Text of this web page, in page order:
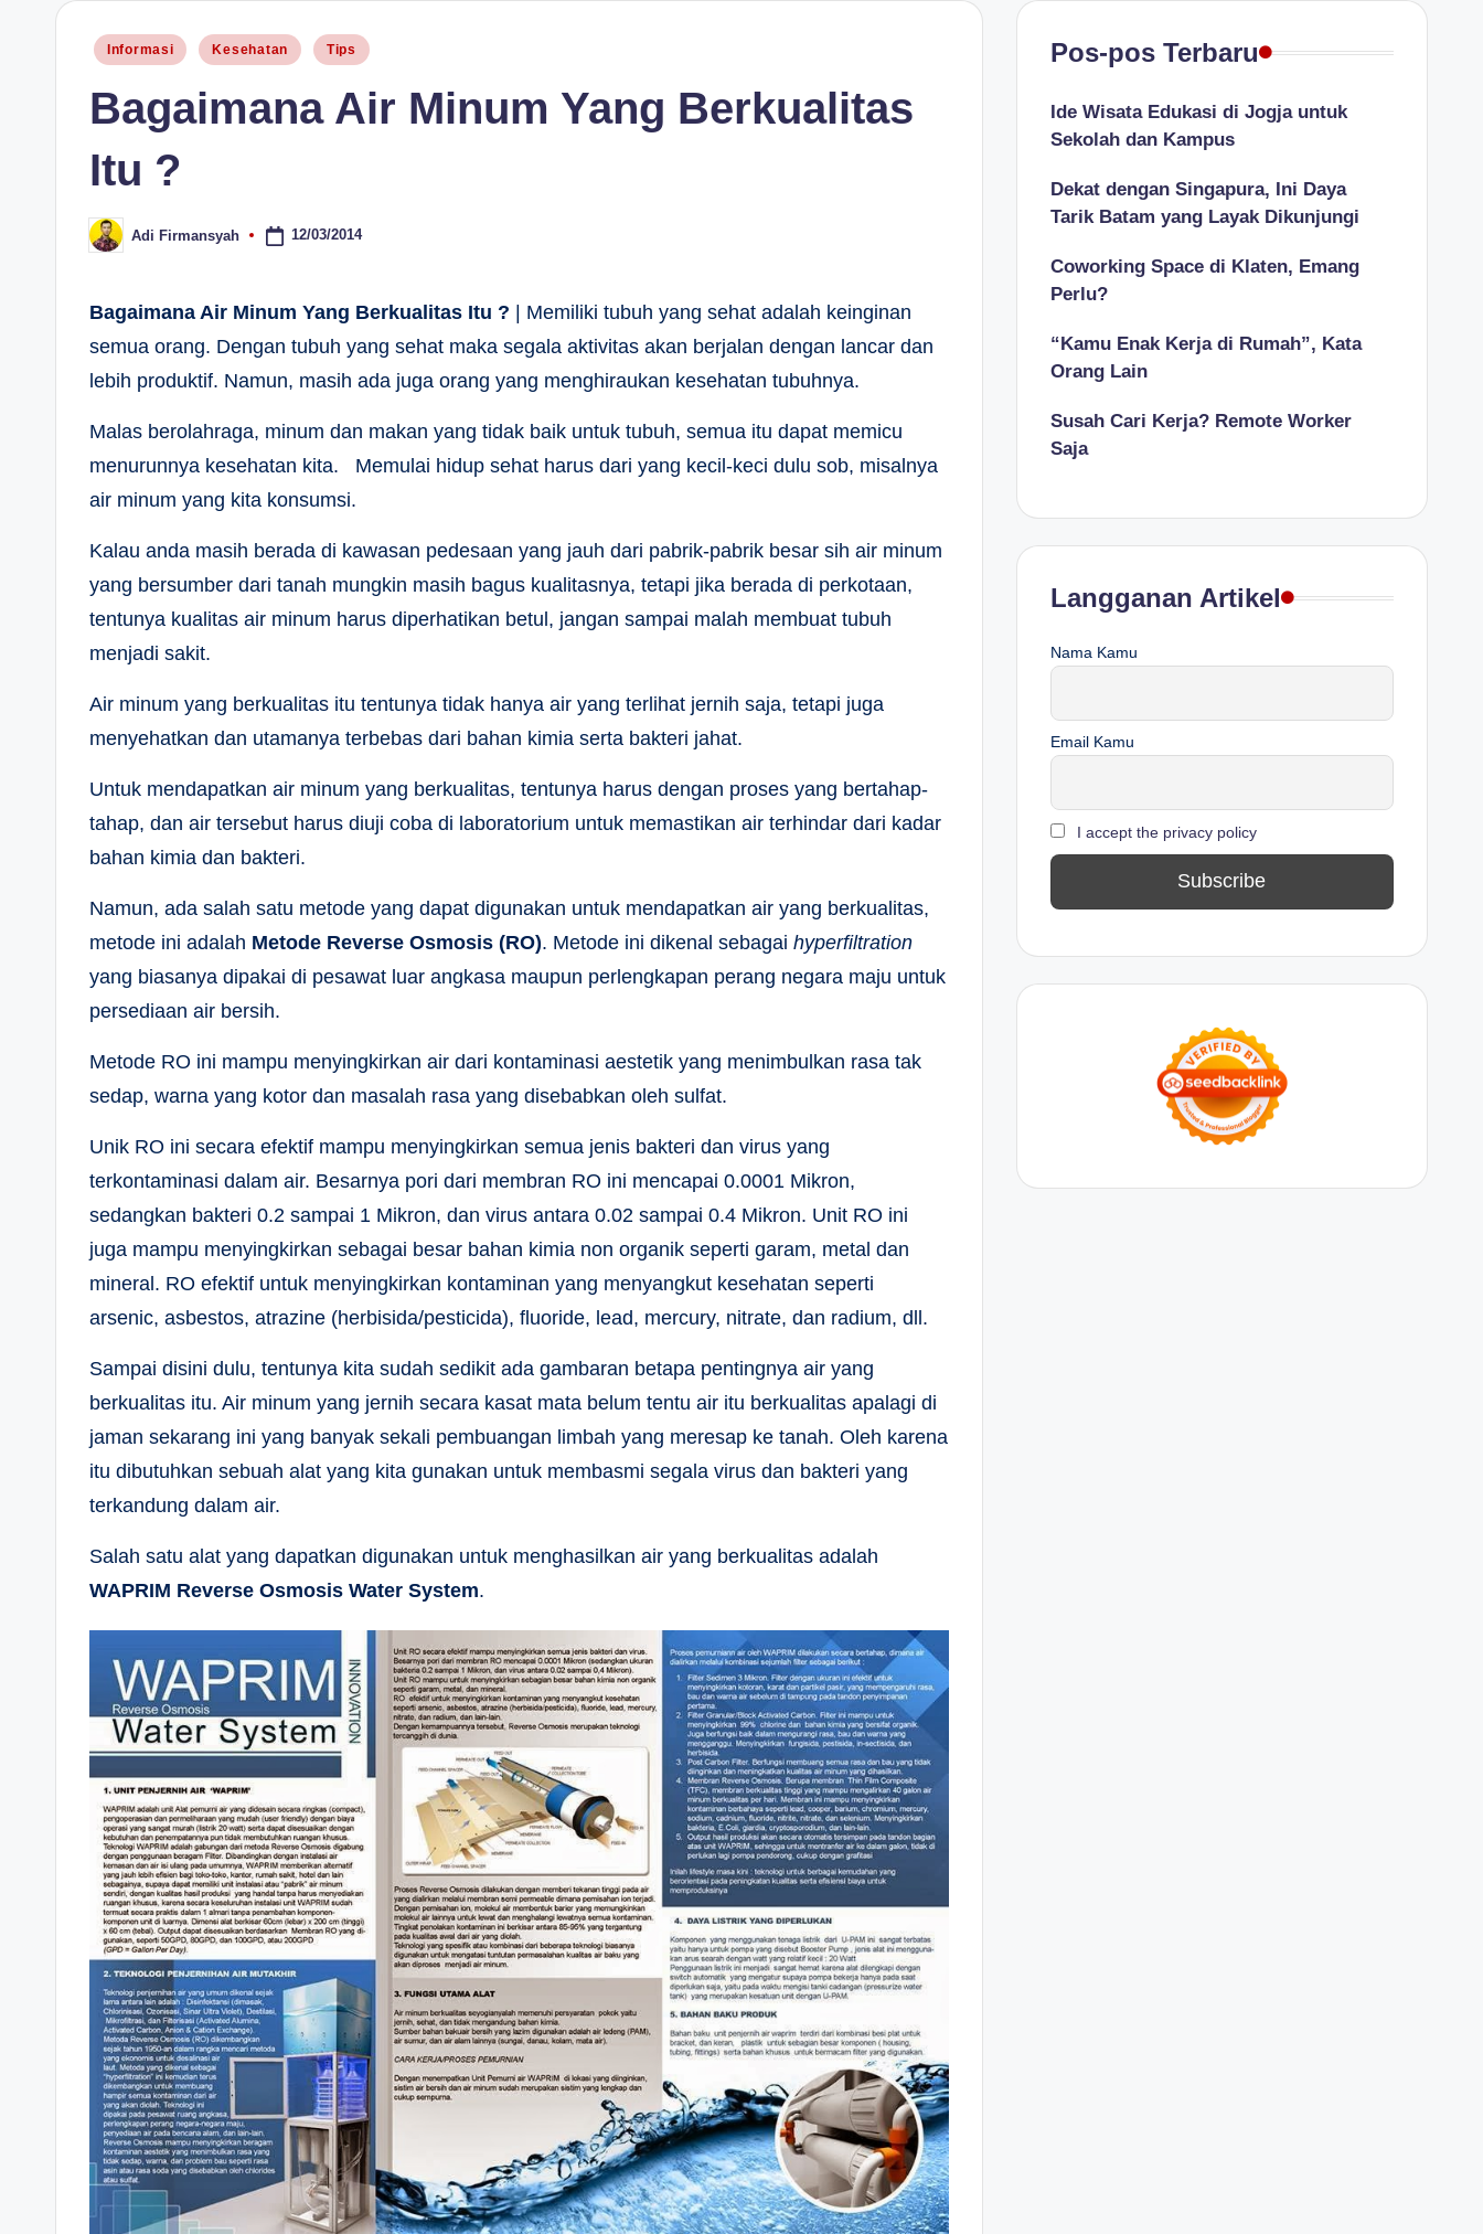
Posted
Informasi Kesehatan Tips
Bagaimana Air Minum Yang Berkualitas
Itu ?
Posted
by
Adi Firmansyah 12/03/2014
Bagaimana Air Minum Yang Berkualitas Itu ? | Memiliki tubuh yang sehat adalah keinginan
semua orang. Dengan tubuh yang sehat maka segala aktivitas akan berjalan dengan lancar dan
lebih produktif. Namun, masih ada juga orang yang menghiraukan kesehatan tubuhnya.
Malas berolahraga, minum dan makan yang tidak baik untuk tubuh, semua itu dapat memicu
menurunnya kesehatan kita. Memulai hidup sehat harus dari yang kecil-keci dulu sob, misalnya
air minum yang kita konsumsi.
Kalau anda masih berada di kawasan pedesaan yang jauh dari pabrik-pabrik besar sih air minum
yang bersumber dari tanah mungkin masih bagus kualitasnya, tetapi jika berada di perkotaan,
tentunya kualitas air minum harus diperhatikan betul, jangan sampai malah membuat tubuh
menjadi sakit.
Air minum yang berkualitas itu tentunya tidak hanya air yang terlihat jernih saja, tetapi juga
menyehatkan dan utamanya terbebas dari bahan kimia serta bakteri jahat.
Untuk mendapatkan air minum yang berkualitas, tentunya harus dengan proses yang bertahap-
tahap, dan air tersebut harus diuji coba di laboratorium untuk memastikan air terhindar dari kadar
bahan kimia dan bakteri.
Namun, ada salah satu metode yang dapat digunakan untuk mendapatkan air yang berkualitas,
metode ini adalah Metode Reverse Osmosis (RO). Metode ini dikenal sebagai hyperfiltration
yang biasanya dipakai di pesawat luar angkasa maupun perlengkapan perang negara maju untuk
persediaan air bersih.
Metode RO ini mampu menyingkirkan air dari kontaminasi aestetik yang menimbulkan rasa tak
sedap, warna yang kotor dan masalah rasa yang disebabkan oleh sulfat.
Unik RO ini secara efektif mampu menyingkirkan semua jenis bakteri dan virus yang
terkontaminasi dalam air. Besarnya pori dari membran RO ini mencapai 0.0001 Mikron,
sedangkan bakteri 0.2 sampai 1 Mikron, dan virus antara 0.02 sampai 0.4 Mikron. Unit RO ini
juga mampu menyingkirkan sebagai besar bahan kimia non organik seperti garam, metal dan
mineral. RO efektif untuk menyingkirkan kontaminan yang menyangkut kesehatan seperti
arsenic, asbestos, atrazine (herbisida/pesticida), fluoride, lead, mercury, nitrate, dan radium, dll.
Sampai disini dulu, tentunya kita sudah sedikit ada gambaran betapa pentingnya air yang
berkualitas itu. Air minum yang jernih secara kasat mata belum tentu air itu berkualitas apalagi di
jaman sekarang ini yang banyak sekali pembuangan limbah yang meresap ke tanah. Oleh karena
itu dibutuhkan sebuah alat yang kita gunakan untuk membasmi segala virus dan bakteri yang
terkandung dalam air.
Salah satu alat yang dapatkan digunakan untuk menghasilkan air yang berkualitas adalah
WAPRIM Reverse Osmosis Water System.
Pos-pos Terbaru
Ide Wisata Edukasi di Jogja untuk
Sekolah dan Kampus
Dekat dengan Singapura, Ini Daya
Tarik Batam yang Layak Dikunjungi
Coworking Space di Klaten, Emang
Perlu?
“Kamu Enak Kerja di Rumah”, Kata
Orang Lain
Susah Cari Kerja? Remote Worker
Saja
Langganan Artikel
Nama Kamu
Email Kamu
I accept the privacy policy